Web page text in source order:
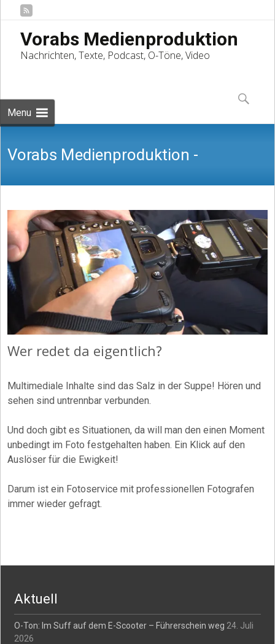
Vorabs Medienproduktion
Nachrichten, Texte, Podcast, O-Töne, Video
Menu
to
content
Suchen
nach:
Vorabs Medienproduktion -
Nachrichten, Texte, Podcast, O-Töne,
Video
Wer redet da eigentlich?
Multimediale Inhalte sind das Salz in der Suppe! Hören und
sehen sind untrennbar verbunden.
Und doch gibt es Situationen, da will man den einen Moment
unbedingt im Foto festgehalten haben. Ein Klick auf den
Auslöser für die Ewigkeit!
Darum ist ein Fotoservice mit professionellen Fotografen
immer wieder gefragt.
Aktuell
O-Ton: Im Suff auf dem E-Scooter – Führerschein weg 24. Juli
2026